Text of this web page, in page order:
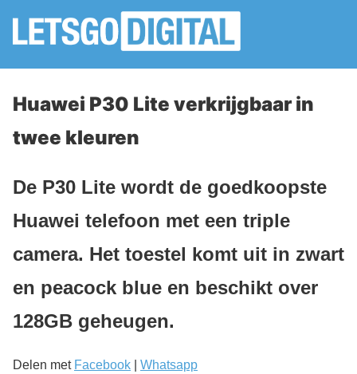
Huawei P30 Lite verkrijgbaar in
twee kleuren
De P30 Lite wordt de goedkoopste
Huawei telefoon met een triple
camera. Het toestel komt uit in zwart
en peacock blue en beschikt over
128GB geheugen.
Delen met Facebook Whatsapp